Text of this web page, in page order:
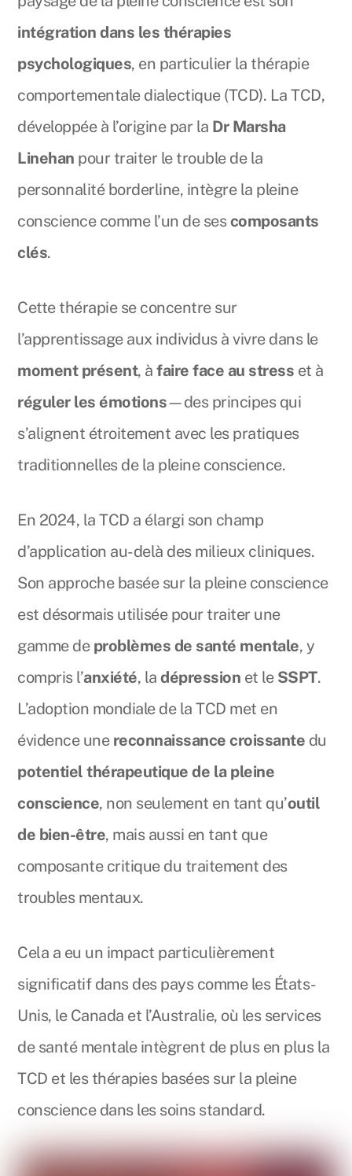
intégration dans les thérapies
psychologiques, en particulier la thérapie
comportementale dialectique (TCD). La TCD,
développée à l’origine par la Dr Marsha
Linehan pour traiter le trouble de la
personnalité borderline, intègre la pleine
conscience comme l’un de sescomposants
clés.
Cette thérapie se concentre sur
l’apprentissage aux individus à vivre dans le
moment présent, àfaire face au stress et à
réguler les émotions—des principes qui
s’alignent étroitement avec les pratiques
traditionnelles de la pleine conscience.
En 2024, la TCD a élargi son champ
d’application au-delà des milieux cliniques.
Son approche basée sur la pleine conscience
est désormais utilisée pour traiter une
gamme de problèmes de santé mentale, y
compris l’anxiété, ladépression et le SSPT.
L’adoption mondiale de la TCD met en
évidence une reconnaissance croissante du
potentiel thérapeutique de la pleine
conscience, non seulement en tant qu’outil
de bien-être, mais aussi en tant que
composante critique du traitement des
troubles mentaux.
Cela a eu un impact particulièrement
significatif dans des pays comme les États-
Unis, le Canada et l’Australie, où les services
de santé mentale intègrent de plus en plus la
TCD et les thérapies basées sur la pleine
conscience dans les soins standard.